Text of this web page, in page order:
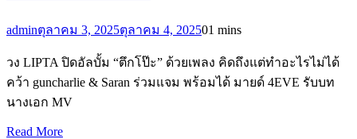
adminตุลาคม 3, 2025ตุลาคม 4, 202501 mins
วง LIPTA ปิดอัลบั้ม “ตึกโป๊ะ” ด้วยเพลง คิดถึงแต่ทำอะไรไม่ได้
คว้า guncharlie & Saran ร่วมแจม พร้อมได้ มายด์ 4EVE รับบท
นางเอก MV
Read More